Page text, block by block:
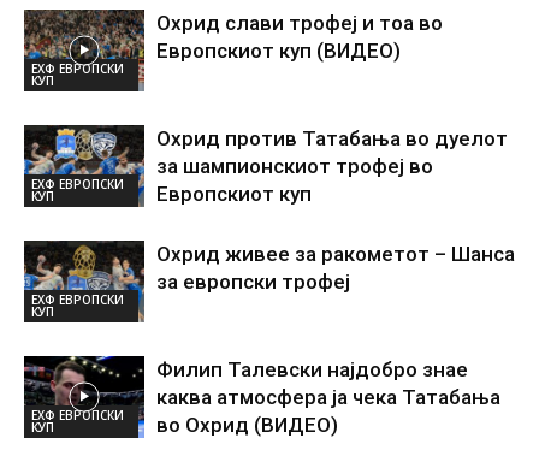
ЕХФ ЕВРОПСКИ
КУП
Охрид слави трофеј и тоа во
Европскиот куп (ВИДЕО)
ЕХФ ЕВРОПСКИ
КУП
Охрид против Татабања во дуелот
за шампионскиот трофеј во
Европскиот куп
ЕХФ ЕВРОПСКИ
КУП
Охрид живее за ракометот – Шанса
за европски трофеј
ЕХФ ЕВРОПСКИ
КУП
Филип Талевски најдобро знае
каква атмосфера ја чека Татабања
во Охрид (ВИДЕО)